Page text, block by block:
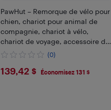
PawHut – Remorque de vélo pour
chien, chariot pour animal de
compagnie, chariot à vélo,
chariot de voyage, accessoire de
porte-bébé avec attelage, pliable
gris
(0)
$139.42
139,42 $ Économisez 131 $